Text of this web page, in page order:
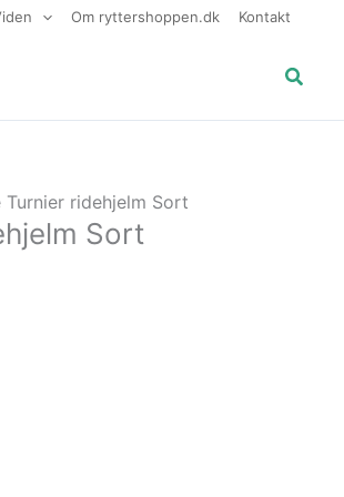
Om ryttershoppen.dk Kontakt
Søg
ridehjelm Sort
Sort